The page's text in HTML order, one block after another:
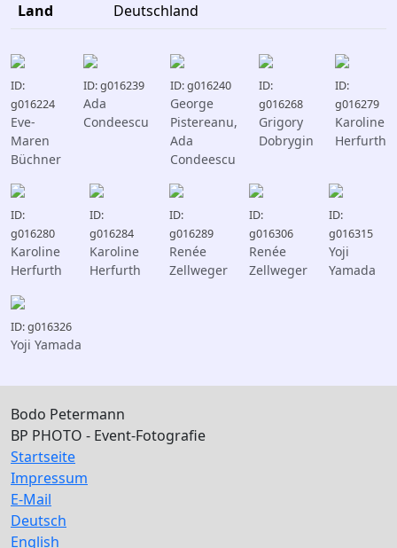
Land
Deutschland
ID:
g016224
Eve-
Maren
Büchner
ID: g016239
Ada
Condeescu
ID: g016240
George
Pistereanu,
Ada
Condeescu
ID:
g016268
Grigory
Dobrygin
ID:
g016279
Karoline
Herfurth
ID:
g016280
Karoline
Herfurth
ID:
g016284
Karoline
Herfurth
ID:
g016289
Renée
Zellweger
ID:
g016306
Renée
Zellweger
ID:
g016315
Yoji
Yamada
ID: g016326
Yoji Yamada
Bodo Petermann
BP PHOTO - Event-Fotografie
Startseite
Impressum
E-Mail
Deutsch
English